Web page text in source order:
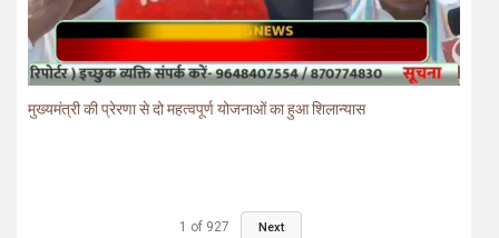
मुख्यमंत्री की प्रेरणा से दो महत्वपूर्ण योजनाओं का हुआ शिलान्यास
1 of 927 Next